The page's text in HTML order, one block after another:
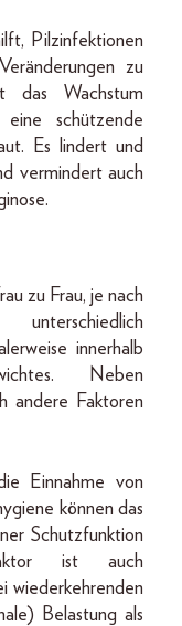
Pilzinfektionen
zu
das Wachstum
schützende
Es lindert und
vermindert auch
zu Frau, je nach
innerhalb
Neben
andere Faktoren
Einnahme von
können das
Schutzfunktion
ist auch
wiederkehrenden
Belastung als